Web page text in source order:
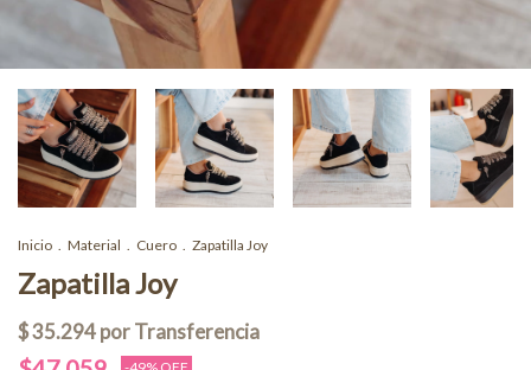
Inicio . Material . Cuero . Zapatilla Joy
Zapatilla Joy